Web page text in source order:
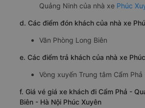
Quảng Ninh của nhà xe Phúc
d. Các điểm đón khách của nhà xe
Văn Phòng Long Biên
e. Các điểm trả khách của nhà xe
Vòng xuyến Trung tâm Cẩm Phả
f. Giá vé giá xe khách đi Cẩm Phả -
Biên - Hà Nội Phúc Xuyên